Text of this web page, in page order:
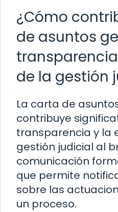
¿Cómo
de asuntos
de la gestión
La carta de
contribuye
transparencia y la
gestión judicial al
comunicación
que permite
sobre las
un proceso.